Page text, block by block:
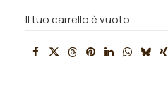
Il tuo carrello è vuoto.